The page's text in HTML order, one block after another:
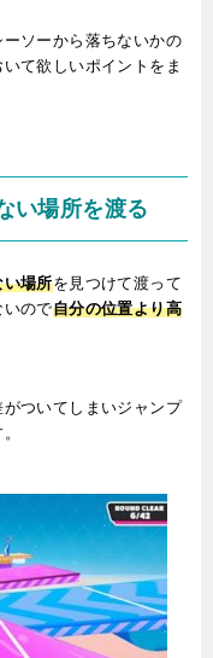
ソーから落ちないかの
て欲しいポイントをま
い場所を渡る
い場所を見つけて渡って
いので自分の位置より高
ついてしまいジャンプ